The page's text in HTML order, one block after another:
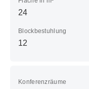
24
Blockbestuhlung
12
Konferenzräume